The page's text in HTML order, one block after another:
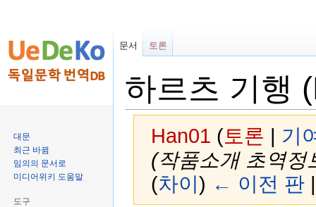
하르츠 기행
Han01 (토론 | 기
(작품소개 초역정
(차이) ← 이전 판|
문서 토론
대문
최근 바뀜
임의의 문서로
미디어위키 도움말
도구